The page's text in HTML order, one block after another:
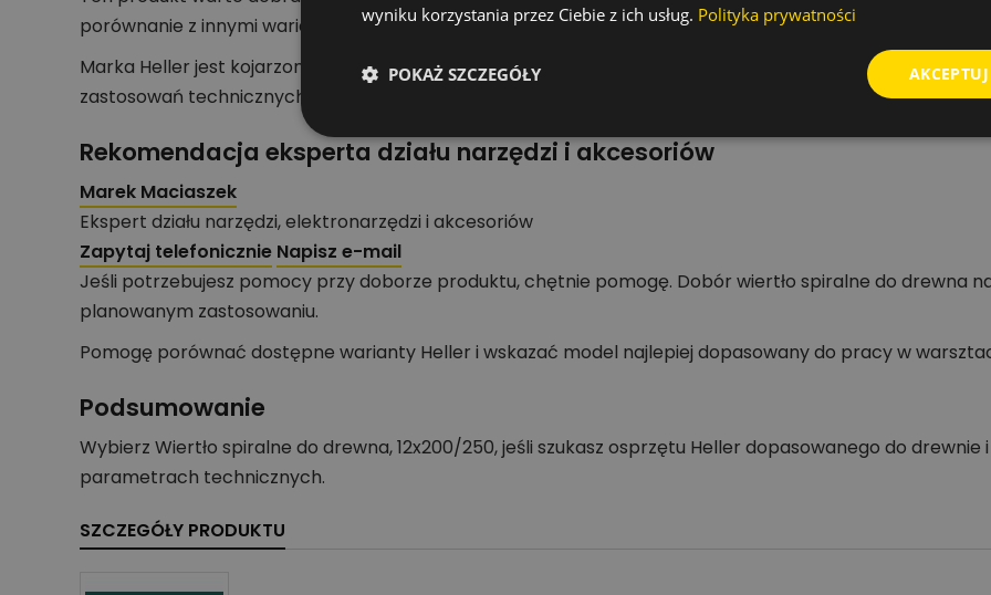
porównanie z innymi wariantami.
Marka Heller jest kojarzona z osprzętem do wiercenia i obróbki materiałów, dlatego ten produkt dobrze
zastosowań technicznych.
Rekomendacja eksperta działu narzędzi i akcesoriów
Marek Maciaszek
Ekspert działu narzędzi, elektronarzędzi i akcesoriów
Zapytaj telefonicznie Napisz e-mail
Jeśli potrzebujesz pomocy przy doborze produktu, chętnie pomogę. Dobór wiertło spiralne do drewna
planowanym zastosowaniu.
Pomogę porównać dostępne warianty Heller i wskazać model najlepiej dopasowany do pracy w
Podsumowanie
Wybierz Wiertło spiralne do drewna, 12x200/250, jeśli szukasz osprzętu Heller dopasowanego do
parametrach technicznych.
SZCZEGÓŁY PRODUKTU
wyniku korzystania przez Ciebie z ich usług. Polityka prywatności
POKAŻ SZCZEGÓŁY